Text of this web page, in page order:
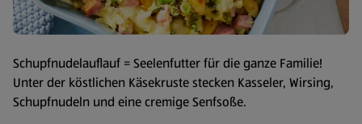
Schupfnudelauflauf = Seelenfutter für die ganze Familie!
Unter der köstlichen Käsekruste stecken Kasseler, Wirsing,
Schupfnudeln und eine cremige Senfsoße.